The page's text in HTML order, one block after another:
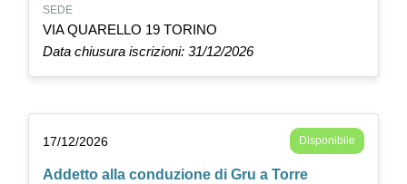
SEDE
VIA QUARELLO 19 TORINO
Data chiusura iscrizioni: 31/12/2026
17/12/2026 Disponibile
Addetto alla conduzione di Gru a Torre